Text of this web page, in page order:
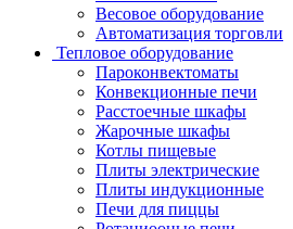
Весовое оборудование
Автоматизация торговли
Тепловое оборудование
Пароконвектоматы
Конвекционные печи
Расстоечные шкафы
Жарочные шкафы
Котлы пищевые
Плиты электрические
Плиты индукционные
Печи для пиццы